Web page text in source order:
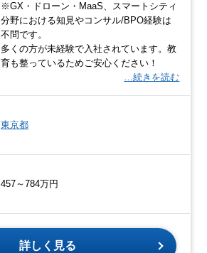
※GX・ドローン・MaaS、スマートシティ
分野における知見やコンサル/BPO経験は
不問です。
多くの方が未経験で入社されています。教
育も整っているためご安心ください！
…続きを読む
東京都
457～784万円
詳しく見る